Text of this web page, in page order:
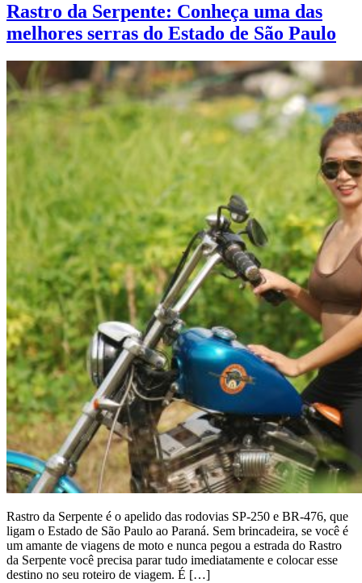
Rastro da Serpente: Conheça uma das
melhores serras do Estado de São Paulo
Rastro da Serpente é o apelido das rodovias SP-250 e BR-476, que
ligam o Estado de São Paulo ao Paraná. Sem brincadeira, se você é
um amante de viagens de moto e nunca pegou a estrada do Rastro
da Serpente você precisa parar tudo imediatamente e colocar esse
destino no seu roteiro de viagem. É […]